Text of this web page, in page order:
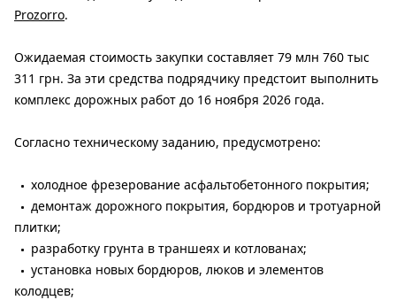
Prozorro.
Ожидаемая стоимость закупки составляет 79 млн 760 тыс
311 грн. За эти средства подрядчику предстоит выполнить
комплекс дорожных работ до 16 ноября 2026 года.
Согласно техническому заданию, предусмотрено:
холодное фрезерование асфальтобетонного покрытия;
демонтаж дорожного покрытия, бордюров и тротуарной
плитки;
разработку грунта в траншеях и котлованах;
установка новых бордюров, люков и элементов
колодцев;